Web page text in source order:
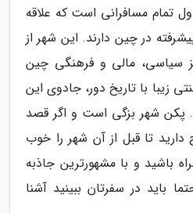
تمام مسافرانی است که علاقه
در چین دارند. این شهر از
مرکز سیاسی، مالی و فرهنگی چین
زیبا با تاریخ دور، جادوی این
پکن شهر بزگی است و اگر قصد
دارید تا قبل از آن شهر را خوب
باشید و با مشهورترین جاذبه
باید در سفرتان ببینید آشنا